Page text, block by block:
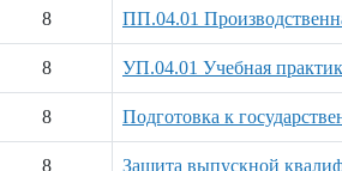
8 ПП.04.01
8 УП.04.01 Учебная
8 Подготовка к
8 Защита выпускной